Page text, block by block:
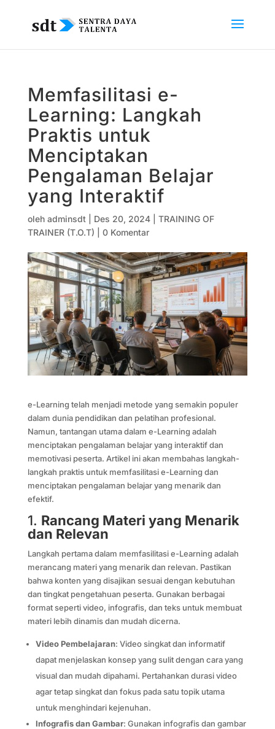
Memfasilitasi e-
Learning: Langkah
Praktis untuk
Menciptakan
Pengalaman Belajar
yang Interaktif
oleh adminsdt| Des 20, 2024| TRAINING OF
TRAINER (T.O.T)
0 Komentar
e-Learning telah menjadi metode yang semakin populer
dalam dunia pendidikan dan pelatihan profesional.
Namun, tantangan utama dalam e-Learning adalah
menciptakan pengalaman belajar yang interaktif dan
memotivasi peserta. Artikel ini akan membahas langkah-
langkah praktis untuk memfasilitasi e-Learning dan
menciptakan pengalaman belajar yang menarik dan
efektif.
1. Rancang Materi yang Menarik
dan Relevan
Langkah pertama dalam memfasilitasi e-Learning adalah
merancang materi yang menarik dan relevan. Pastikan
bahwa konten yang disajikan sesuai dengan kebutuhan
dan tingkat pengetahuan peserta. Gunakan berbagai
format seperti video, infografis, dan teks untuk membuat
materi lebih dinamis dan mudah dicerna.
Video Pembelajaran: Video singkat dan informatif
dapat menjelaskan konsep yang sulit dengan cara yang
visual dan mudah dipahami. Pertahankan durasi video
agar tetap singkat dan fokus pada satu topik utama
untuk menghindari kejenuhan.
Infografis dan Gambar: Gunakan infografis dan gambar